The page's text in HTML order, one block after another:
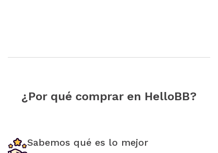
¿Por qué comprar en HelloBB?
Sabemos qué es lo mejor